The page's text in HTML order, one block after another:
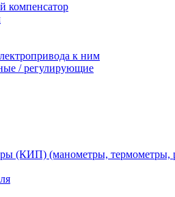
компенсатор
к ним
/ регулирующие
(КИП) (манометры, термометры,